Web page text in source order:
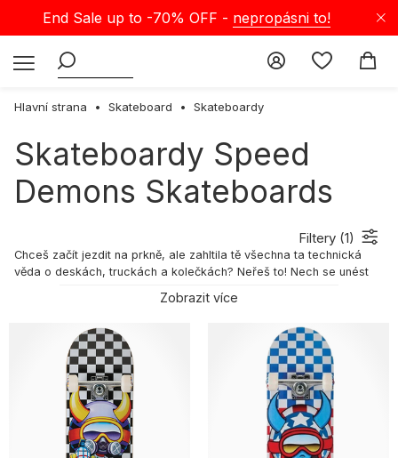
End Sale up to -70% OFF - nepropásni to!
Hlavní strana Skateboard Skateboardy
Skateboardy Speed
Demons Skateboards
Filtery (1)
Chceš začít jezdit na prkně, ale zahltila tě všechna ta technická
věda o deskách, truckách a kolečkách? Neřeš to! Nech se unést
technické detaily. Kup si kompletní skateboard a zjisti, co ti sedí.
jízdních technik a prvních triků. Sáhni po řešení, které ti dá křídla!
Mrkni na naši nabídku kompletních skateboardů v Selectshopu!
Co je to kompletní skateboard?
Kompletní skateboard je deska, která obsahuje vše potřebné k
okamžité jízdě – deck, trucky, kolečka, ložiska, grip a montážní
šrouby. Když si koupíš kompletní set, ušetříš čas i peníze a získáš
jistotu, že všechny komponenty do sebe perfektně zapadnou.
Zobrazit více